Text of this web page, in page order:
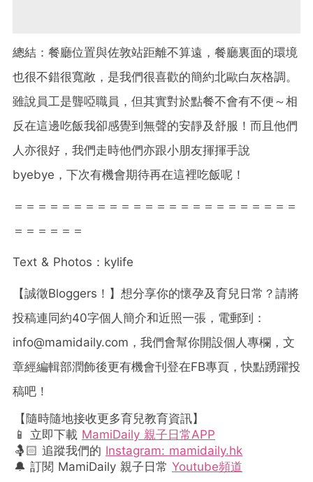
總結：餐廳位置與佐敦站距離不算遠，餐廳裏面的環境
也很不錯很寬敞，是我們很喜歡的簡約北歐白灰格調。
雖說員工是聾啞職員，但其實對於點餐不會有不便～相
反在這邊吃飯我卻感覺到無聲的安靜及舒服！而且他們
人亦很好，我們走時他們亦跟小朋友揮揮手說
byebye，下次有機會期待再在這裡吃飯呢！
＝＝＝＝＝＝＝＝＝＝＝＝＝＝＝＝＝＝＝＝＝＝＝＝
＝＝＝＝＝＝
Text & Photos ： kylife
【誠徵Bloggers ！】想分享你的懷孕及育兒日常？請將
投稿連同約40字個人簡介和近照一張，電郵到：
info@mamidaily.com ，我們會幫你開設個人專欄，文
章經編輯部潤飾後更有機會刊登在FB專頁，快點踴躍投
稿吧！
【隨時隨地接收更多育兒教育資訊】
📱 立即下載 MamiDaily 親子日常APP
🤱🏻 追蹤我們的 Instagram: mamidaily.hk
🔔 訂閱 MamiDaily 親子日常 Youtube頻道